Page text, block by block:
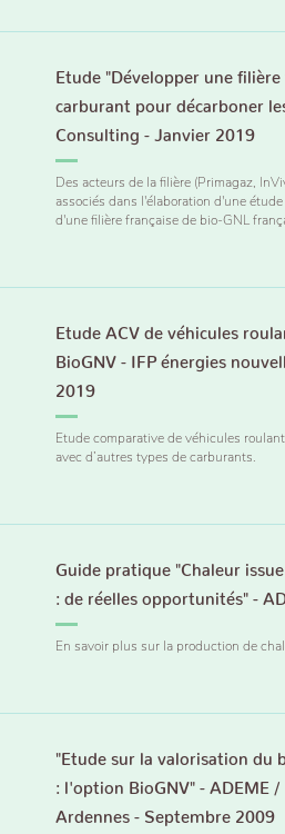
Etude "Développer une filière
carburant pour décarboner
Consulting - Janvier 2019
Des acteurs de la filière (Primagaz,
associés dans l'élaboration d'une
d'une filière française de bio-GNL
Etude ACV de véhicules
BioGNV - IFP énergies
2019
Etude comparative de véhicules
avec d’autres types de carburants.
Guide pratique "Chaleur
: de réelles opportunités" -
En savoir plus sur la production de
"Etude sur la valorisation du
: l'option BioGNV" - ADEME /
Ardennes - Septembre 2009